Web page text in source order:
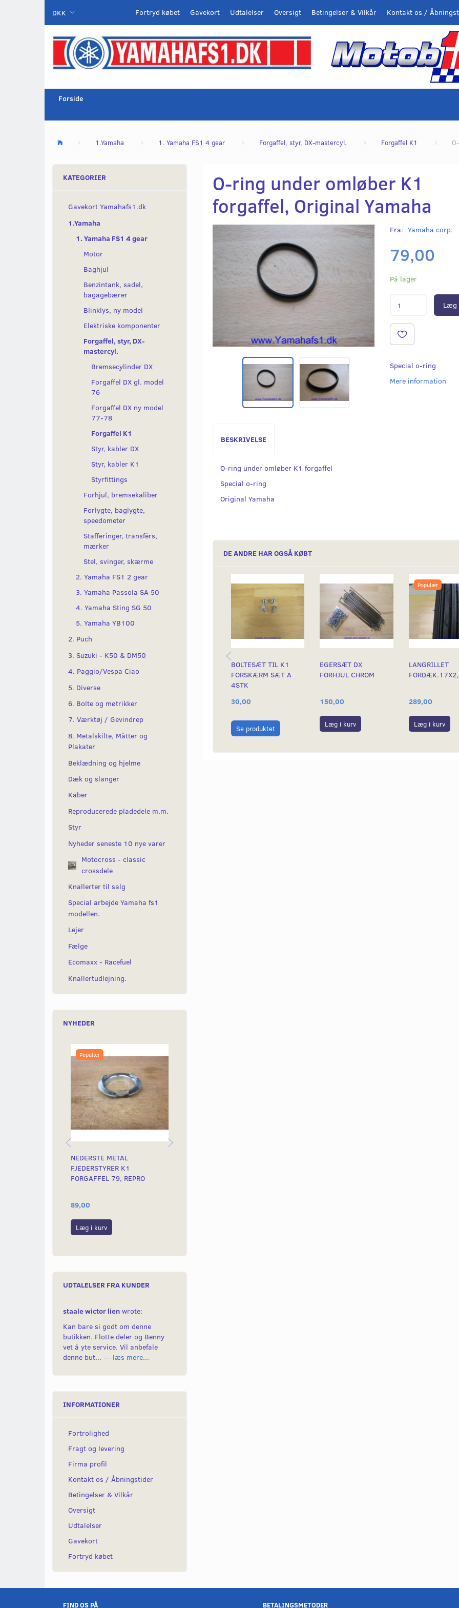
DKK Kontakt os /
Betingelser & Vilkår
Oversigt
Udtalelser
Gavekort
Fortryd købet
Forside
1.Yamaha 1. Yamaha FS1 4 gear Forgaffel, styr, DX-mastercyl. Forgaffel K1
KATEGORIER
Gavekort Yamahafs1.dk
1.Yamaha
1. Yamaha FS1 4 gear
Motor
Baghjul
Benzintank, sadel,
bagagebærer
Blinklys, ny model
Elektriske komponenter
Forgaffel, styr, DX-
mastercyl.
Bremsecylinder DX
Forgaffel DX gl. model
76
Forgaffel DX ny model
77-78
Forgaffel K1
Styr, kabler DX
Styr, kabler K1
Styrfittings
Forhjul, bremsekaliber
Forlygte, baglygte,
speedometer
Stafferinger, transférs,
mærker
Stel, svinger, skærme
2. Yamaha FS1 2 gear
3. Yamaha Passola SA 50
4. Yamaha Sting SG 50
5. Yamaha YB100
2. Puch
3. Suzuki - K50 & DM50
4. Paggio/Vespa Ciao
5. Diverse
6. Bolte og møtrikker
7. Værktøj / Gevindrep
8. Metalskilte, Måtter og
Plakater
Beklædning og hjelme
Dæk og slanger
Kåber
Reproducerede pladedele m.m.
Styr
Nyheder seneste 10 nye varer
Motocross - classic
crossdele
Knallerter til salg
Special arbejde Yamaha fs1
modellen.
Lejer
Fælge
Ecomaxx - Racefuel
Knallertudlejning.
NYHEDER
Populær
NEDERSTE METAL
FJEDERSTYRER K1
FORGAFFEL 79, REPRO
89,00
Læg i kurv
UDTALELSER FRA KUNDER
staale wictor lien wrote:
Kan bare si godt om denne
butikken. Flotte deler og Benny
vet å yte service. Vil anbefale
denne but... — læs mere...
INFORMATIONER
Fortrolighed
Fragt og levering
Firma profil
Kontakt os / Åbningstider
Betingelser & Vilkår
Oversigt
Udtalelser
Gavekort
Fortryd købet
O-ring under omløber K1
forgaffel, Original Yamaha
Fra: Yamaha corp.
79,00
På lager
Læg
Special o-ring
Mere information
BESKRIVELSE
O-ring under omløber K1 forgaffel
Special o-ring
Original Yamaha
DE ANDRE HAR OGSÅ KØBT
BOLTESÆT TIL K1
FORSKÆRM SÆT A
4STK
30,00
Se produktet
EGERSÆT DX
FORHJUL CHROM
150,00
Læg i kurv
Populær
LANGRILLET
289,00
Læg i kurv
FIND OS PÅ BETALINGSMETODER